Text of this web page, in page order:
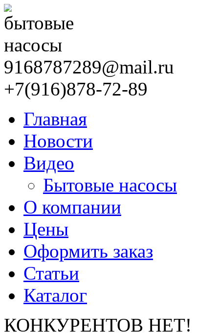
9168787289@mail.ru
+7(916)878-72-89
Главная
Новости
Видео
Бытовые насосы
О компании
Цены
Оформить заказ
Статьи
Каталог
КОНКУРЕНТОВ НЕТ!